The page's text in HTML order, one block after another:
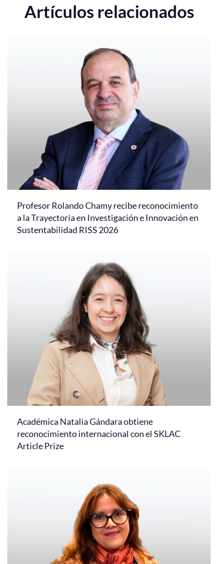
Artículos relacionados
Profesor Rolando Chamy recibe reconocimiento
a la Trayectoria en Investigación e Innovación en
Sustentabilidad RISS 2026
Académica Natalia Gándara obtiene
reconocimiento internacional con el SKLAC
Article Prize